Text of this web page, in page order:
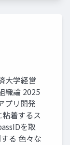
大学経営
織論 2025
プリ開発
着するス
を取
る 色々な